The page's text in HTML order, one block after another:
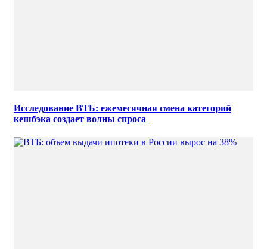
Исследование ВТБ: ежемесячная смена категорий
кешбэка создает волны спроса